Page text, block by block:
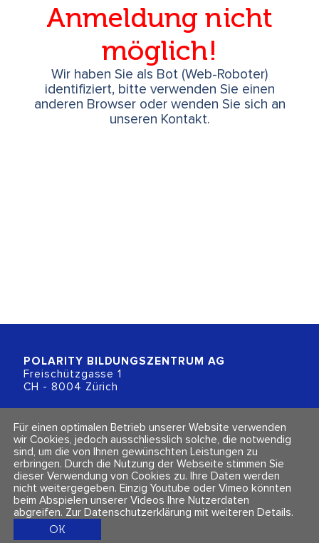
Anmeldung nicht
möglich!
Wir haben Sie als Bot (Web-Roboter)
identifiziert, bitte verwenden Sie einen
anderen Browser oder wenden Sie sich an
unseren Kontakt.
POLARITY BILDUNGSZENTRUM AG
Freischützgasse 1
CH - 8004 Zürich
+41 (0)44 218 80 80
info@polarity.ch
Kontakt & Info
Newsletter
Impressum & Datenschutz
AGBs
Folge uns
Für einen optimalen Betrieb unserer Website verwenden
wir Cookies, jedoch ausschliesslich solche, die notwendig
sind, um die von Ihnen gewünschten Leistungen zu
erbringen. Durch die Nutzung der Webseite stimmen Sie
dieser Verwendung von Cookies zu. Ihre Daten werden
nicht weitergegeben. Einzig Youtube oder Vimeo könnten
beim Abspielen unserer Videos Ihre Nutzerdaten
abgreifen. Zur Datenschutzerklärung mit weiteren Details.
OK